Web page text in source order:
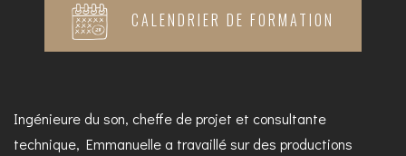
CALENDRIER DE FORMATION
Ingénieure du son, cheffe de projet et consultante
technique, Emmanuelle a travaillé sur des productions